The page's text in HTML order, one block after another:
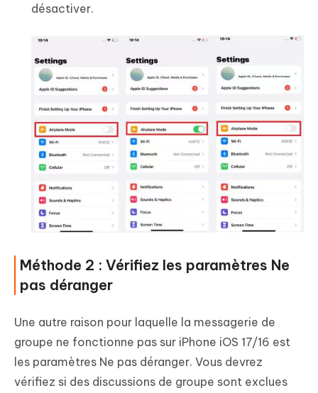
désactiver.
Méthode 2 : Vérifiez les paramètres Ne
pas déranger
Une autre raison pour laquelle la messagerie de
groupe ne fonctionne pas sur iPhone iOS 17/16 est
les paramètres Ne pas déranger. Vous devrez
vérifiez si des discussions de groupe sont exclues